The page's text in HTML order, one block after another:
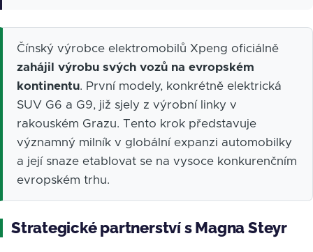
Čínský výrobce elektromobilů Xpeng oficiálně
zahájil výrobu svých vozů na evropském
kontinentu. První modely, konkrétně elektrická
SUV G6 a G9, již sjely z výrobní linky v
rakouském Grazu. Tento krok představuje
významný milník v globální expanzi automobilky
a její snaze etablovat se na vysoce konkurenčním
evropském trhu.
Strategické partnerství s Magna Steyr